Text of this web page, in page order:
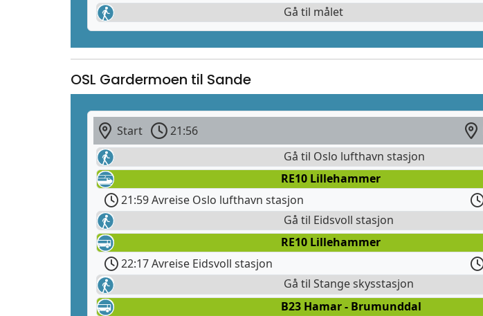
Gå til målet
OSL Gardermoen til Sande
Start 21:56
Gå til Oslo lufthavn stasjon
RE10 Lillehammer
21:59 Avreise Oslo lufthavn stasjon
Gå til Eidsvoll stasjon
RE10 Lillehammer
22:17 Avreise Eidsvoll stasjon
Gå til Stange skysstasjon
B23 Hamar - Brumunddal